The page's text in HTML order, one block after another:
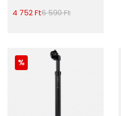
4 752 Ft6 590 Ft